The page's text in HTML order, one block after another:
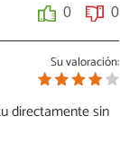
0 0
Su valoración:
directamente sin